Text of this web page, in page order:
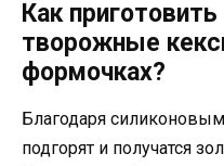
Как
творожные
формочках?
Благодаря
подгорят и получатся